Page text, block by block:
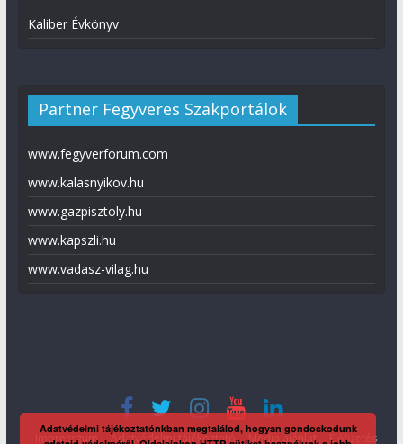
Kaliber Évkönyv
Partner Fegyveres Szakportálok
www.fegyverforum.com
www.kalasnyikov.hu
www.gazpisztoly.hu
www.kapszli.hu
www.vadasz-vilag.hu
Impresszum Adatvédelmi tájékoztató Média ajánlat Előfizetés
Adatvédelmi tájékoztatónkban megtalálod, hogyan gondoskodunk